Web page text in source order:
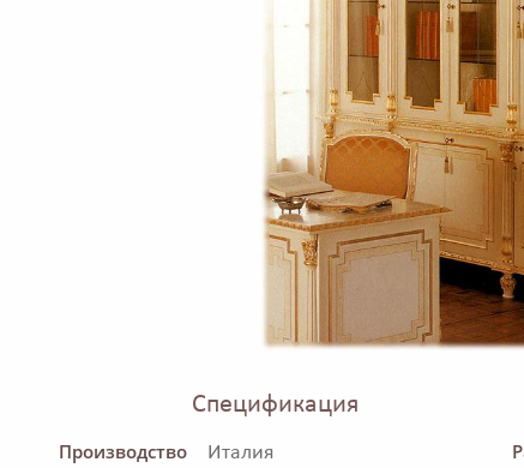
Спецификация
Производство Италия